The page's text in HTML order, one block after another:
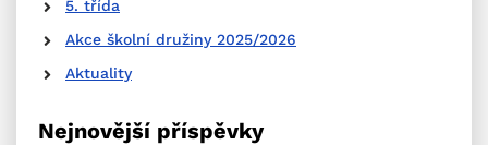
5. třída
Akce školní družiny 2025/2026
Aktuality
Nejnovější příspěvky